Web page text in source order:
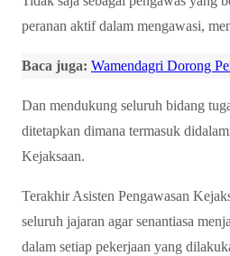
peranan aktif dalam mengawasi,
Baca juga: Wamendagri Dorong
Dan mendukung seluruh bidang
ditetapkan dimana termasuk
Kejaksaan.
Terakhir Asisten Pengawasan
seluruh jajaran agar senantiasa
dalam setiap pekerjaan yang